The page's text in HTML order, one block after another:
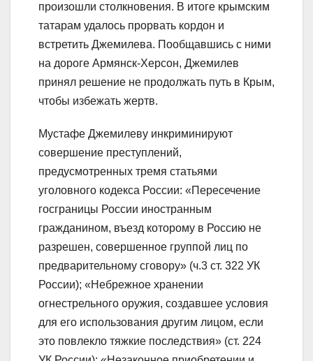
произошли столкновения. В итоге крымским
татарам удалось прорвать кордон и
встретить Джемилева. Пообщавшись с ними
на дороге Армянск-Херсон, Джемилев
принял решение не продолжать путь в Крым,
чтобы избежать жертв.
Мустафе Джемилеву инкриминируют
совершение преступлений,
предусмотренных тремя статьями
уголовного кодекса России: «Пересечение
госграницы России иностранным
гражданином, въезд которому в Россию не
разрешен, совершенное группой лиц по
предварительному сговору» (ч.3 ст. 322 УК
России); «Небрежное хранении
огнестрельного оружия, создавшее условия
для его использования другим лицом, если
это повлекло тяжкие последствия» (ст. 224